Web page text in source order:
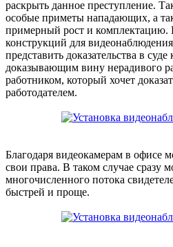
раскрыть данное преступление.
особые приметы нападающих, а
примерный рост и комплектацию.
конструкций для
представить доказательства в
доказывающим вину нерадивого
работником, который хочет
работодателем.
Благодаря видеокамерам в офисе
свои права. В таком случае сразу
многочисленного потока
быстрей и проще.